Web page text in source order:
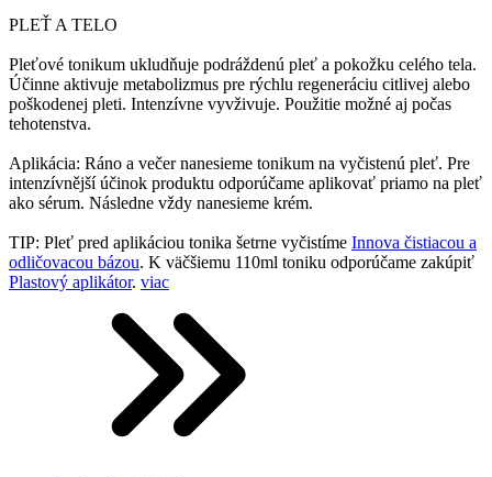
PLEŤ A TELO
Pleťové tonikum ukludňuje podráždenú pleť a pokožku celého tela.
Účinne aktivuje metabolizmus pre rýchlu regeneráciu citlivej alebo
poškodenej pleti. Intenzívne vyvživuje. Použitie možné aj počas
tehotenstva.
Aplikácia: Ráno a večer nanesieme tonikum na vyčistenú pleť. Pre
intenzívnější účinok produktu odporúčame aplikovať priamo na pleť
ako sérum. Následne vždy nanesieme krém.
TIP: Pleť pred aplikáciou tonika šetrne vyčistíme Innova čistiacou a
odličovacou bázou. K väčšiemu 110ml toniku odporúčame zakúpiť
Plastový aplikátor. viac